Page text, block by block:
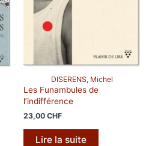
DISERENS, Michel
Les Funambules de
l’indifférence
23,00 CHF
Lire la suite